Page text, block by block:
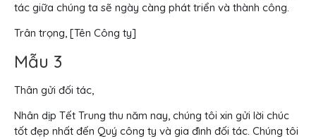
tác giữa chúng ta sẽ ngày càng phát triển và thành công.
Trân trọng, [Tên Công ty]
Mẫu 3
Thân gửi đối tác,
Nhân dịp Tết Trung thu năm nay, chúng tôi xin gửi lời chúc
tốt đẹp nhất đến Quý công ty và gia đình đối tác. Chúng tôi